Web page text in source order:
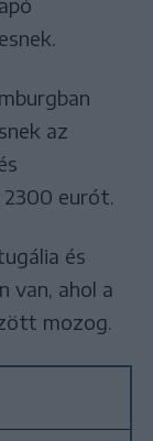
az
eurót.
és
van, ahol a
mozog.